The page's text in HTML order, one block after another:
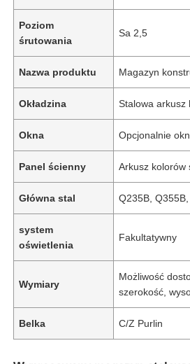
Poziom
śrutowania
Sa 2,5
Nazwa produktu Magazyn
Okładzina Stalowa arkusz
Okna Opcjonalnie
Panel ścienny Arkusz kolorów
Główna stal Q235B,
system
oświetlenia
Fakultatywny
Wymiary
Możliwość
szerokość,
Belka C/Z Purlin